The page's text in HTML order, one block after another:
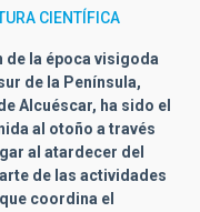
CIENTÍFICA
de la época visigoda
de la Península,
Alcuéscar, ha sido el
al otoño a través
al atardecer del
de las actividades
coordina el